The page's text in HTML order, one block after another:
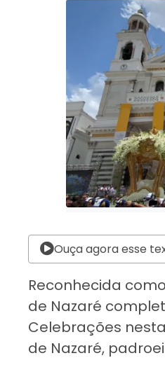
Ouça agora esse
Reconhecida
de Nazaré
Celebrações
de Nazaré,